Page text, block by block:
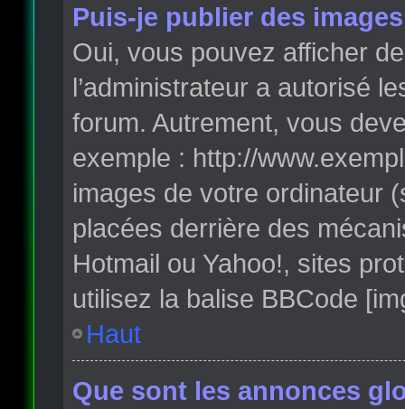
Puis-je publier des
Oui, vous pouvez afficher
l’administrateur a autorisé
forum. Autrement, vous
exemple : http://
images de votre ordinateur
placées derrière des
Hotmail ou Yahoo!, sites
utilisez la balise BBCode
Haut
Que sont les annonces